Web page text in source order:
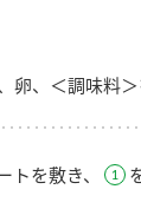
卵、＜調味料＞
トを敷き、